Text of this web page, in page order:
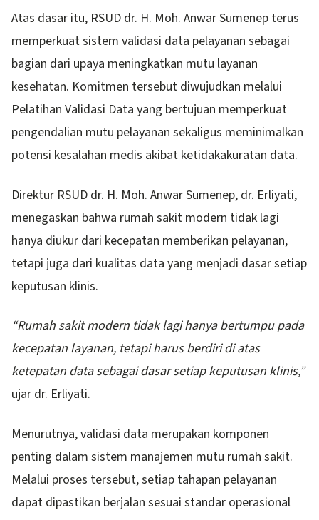
Atas dasar itu, RSUD dr. H. Moh. Anwar Sumenep terus
memperkuat sistem validasi data pelayanan sebagai
bagian dari upaya meningkatkan mutu layanan
kesehatan. Komitmen tersebut diwujudkan melalui
Pelatihan Validasi Data yang bertujuan memperkuat
pengendalian mutu pelayanan sekaligus meminimalkan
potensi kesalahan medis akibat ketidakakuratan data.
Direktur RSUD dr. H. Moh. Anwar Sumenep, dr. Erliyati,
menegaskan bahwa rumah sakit modern tidak lagi
hanya diukur dari kecepatan memberikan pelayanan,
tetapi juga dari kualitas data yang menjadi dasar setiap
keputusan klinis.
“Rumah sakit modern tidak lagi hanya bertumpu pada
kecepatan layanan, tetapi harus berdiri di atas
ketepatan data sebagai dasar setiap keputusan klinis,”
ujar dr. Erliyati.
Menurutnya, validasi data merupakan komponen
penting dalam sistem manajemen mutu rumah sakit.
Melalui proses tersebut, setiap tahapan pelayanan
dapat dipastikan berjalan sesuai standar operasional